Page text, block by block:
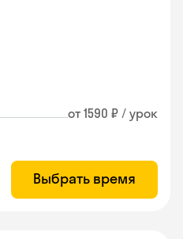
от 1590 ₽ / урок
Выбрать время